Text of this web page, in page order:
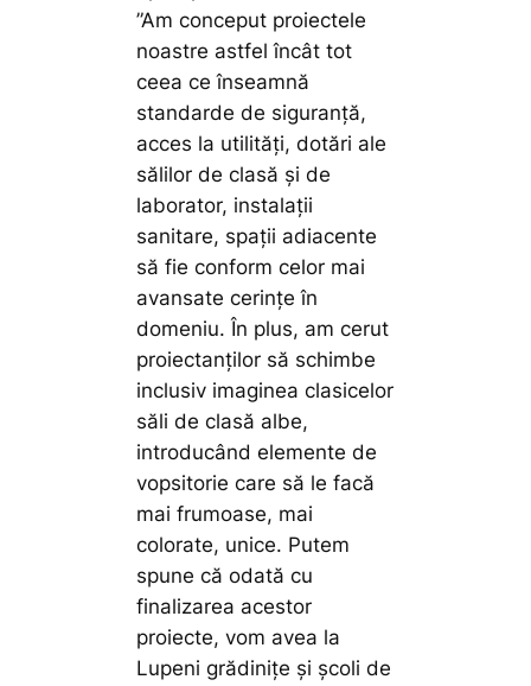
”Am conceput proiectele
noastre astfel încât tot
ceea ce înseamnă
standarde de siguranță,
acces la utilități, dotări ale
sălilor de clasă și de
laborator, instalații
sanitare, spații adiacente
să fie conform celor mai
avansate cerințe în
domeniu. În plus, am cerut
proiectanților să schimbe
inclusiv imaginea clasicelor
săli de clasă albe,
introducând elemente de
vopsitorie care să le facă
mai frumoase, mai
colorate, unice. Putem
spune că odată cu
finalizarea acestor
proiecte, vom avea la
Lupeni grădinițe și școli de